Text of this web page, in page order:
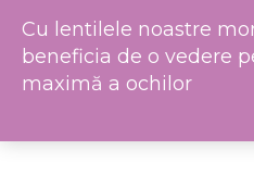
Cu lentilele noastre
beneficia de o vedere
maximă a ochilor